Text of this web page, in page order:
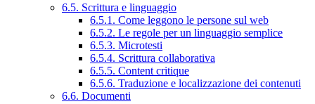
6.5. Scrittura e linguaggio
6.5.1. Come leggono le persone sul web
6.5.2. Le regole per un linguaggio semplice
6.5.3. Microtesti
6.5.4. Scrittura collaborativa
6.5.5. Content critique
6.5.6. Traduzione e localizzazione dei contenuti
6.6. Documenti